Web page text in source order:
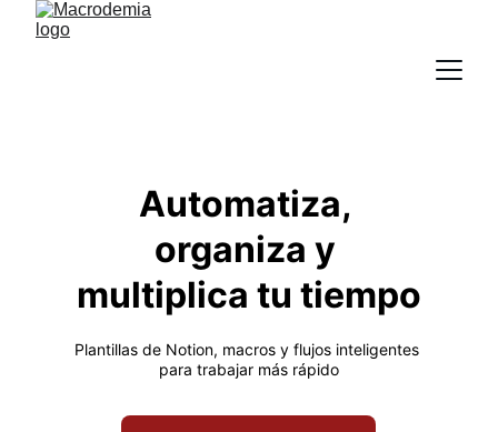
Automatiza,
organiza y
multiplica tu tiempo
Plantillas de Notion, macros y flujos inteligentes
para trabajar más rápido